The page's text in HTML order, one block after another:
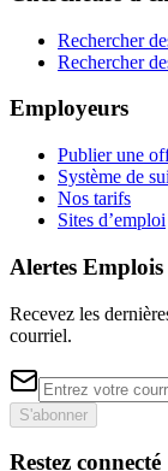
Rechercher
Rechercher
Employeurs
Publier une
Système de
Nos tarifs
Sites d’emploi
Alertes Emplois
Recevez les
courriel.
S'abonner
Restez connecté